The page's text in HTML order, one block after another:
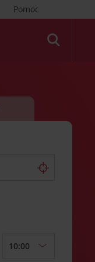
Pomoc